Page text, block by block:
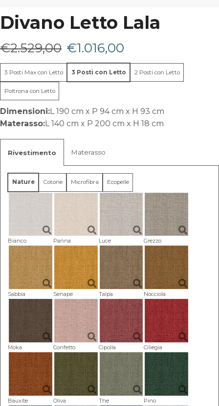
Divano Letto Lala
€2.529,00 Il
prezzo
originale
era:
€2.529,00.
€1.016,00
prezzo
attuale
è:
€1.016,00.
3 Posti Max con Letto 3 Posti con Letto 2 Posti con Letto
Poltrona con Letto
Dimensioni:L 190 cm x P 94 cm x H 93 cm
Materasso:L 140 cm x P 200 cm x H 18 cm
Rivestimento Materasso
Nature Cotone Microfibra Ecopelle
Bianco Panna Luce Grezzo
Sabbia Senape Talpa Nocciola
Moka Confetto Cipolla Ciliegia
Bauxite Oliva The Pino